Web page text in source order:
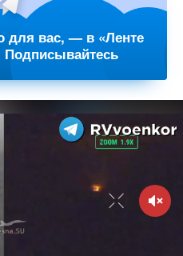
для вас, — в «Ленте
Подписывайтесь